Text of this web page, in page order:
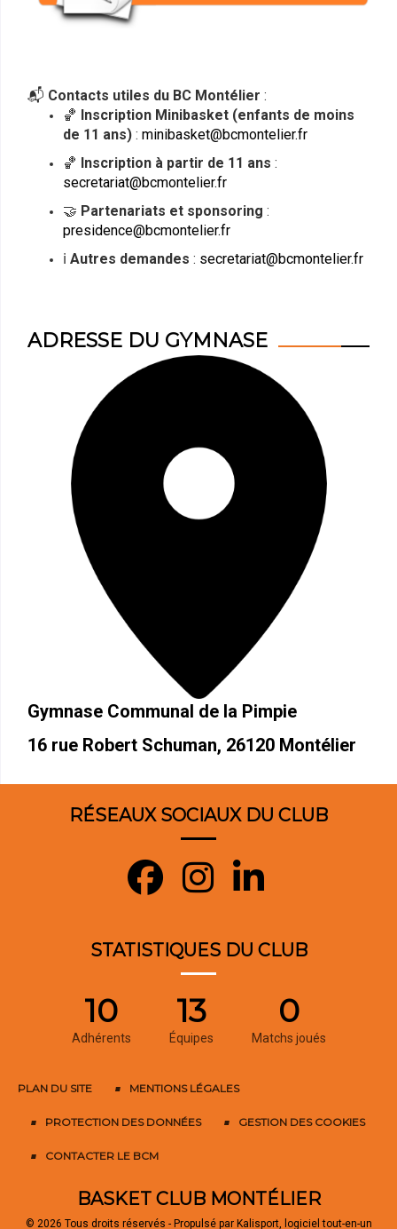
📬 Contacts utiles du BC Montélier :
🏀 Inscription Minibasket (enfants de moins
de 11 ans) : minibasket@bcmontelier.fr
🏀 Inscription à partir de 11 ans :
secretariat@bcmontelier.fr
🤝 Partenariats et sponsoring :
presidence@bcmontelier.fr
ℹ️ Autres demandes : secretariat@bcmontelier.fr
ADRESSE DU GYMNASE
Gymnase Communal de la Pimpie
16 rue Robert Schuman, 26120 Montélier
RÉSEAUX SOCIAUX DU CLUB
STATISTIQUES DU CLUB
10
Adhérents
13
Équipes
0
Matchs joués
PLAN DU SITE MENTIONS LÉGALES
PROTECTION DES DONNÉES GESTION DES COOKIES
CONTACTER LE BCM
BASKET CLUB MONTÉLIER
© 2026 Tous droits réservés - Propulsé par Kalisport, logiciel tout-en-un